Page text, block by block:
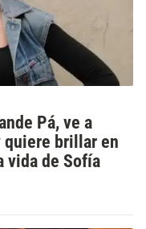
Pá, ve a
quiere brillar en
vida de Sofía